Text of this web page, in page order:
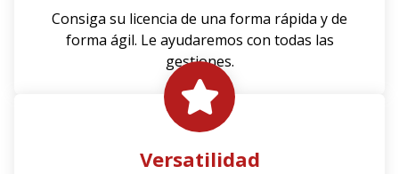
Consiga su licencia de una forma rápida y de
forma ágil. Le ayudaremos con todas las
gestiones.
Versatilidad